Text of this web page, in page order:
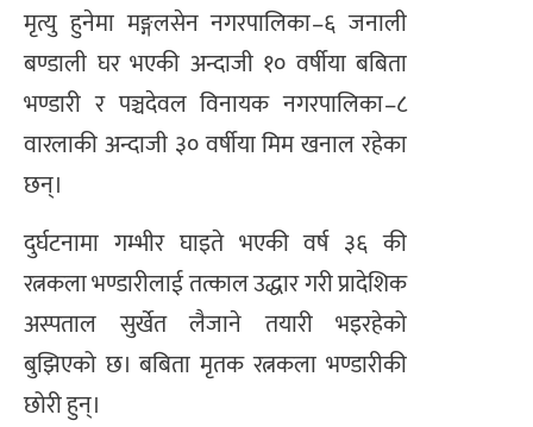
मृत्यु हुनेमा मङ्गलसेन नगरपालिका–६ जनाली
बण्डाली घर भएकी अन्दाजी १० वर्षीया बबिता
भण्डारी र पञ्चदेवल विनायक नगरपालिका–८
वारलाकी अन्दाजी ३० वर्षीया मिम खनाल रहेका
छन्।
दुर्घटनामा गम्भीर घाइते भएकी वर्ष ३६ की
रत्नकला भण्डारीलाई तत्काल उद्धार गरी प्रादेशिक
अस्पताल सुर्खेत लैजाने तयारी भइरहेको
बुझिएको छ। बबिता मृतक रत्नकला भण्डारीकी
छोरी हुन्।